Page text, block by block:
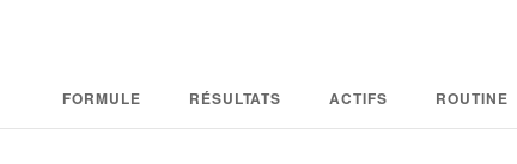
FORMULE RÉSULTATS ACTIFS ROUTINE